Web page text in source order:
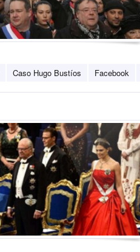
Caso Hugo Bustíos Facebook